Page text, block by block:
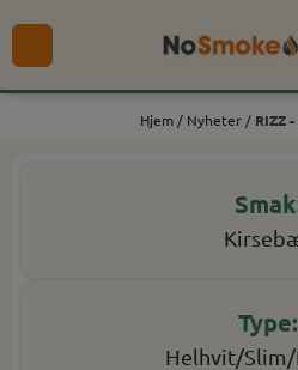
Hopp til innhold
Hjem / Nyheter / RIZZ
Helhvit/